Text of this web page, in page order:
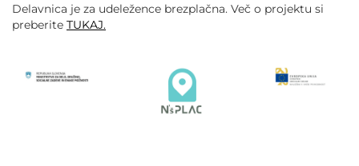
Delavnica je za udeležence brezplačna. Več o projektu si
preberite TUKAJ.